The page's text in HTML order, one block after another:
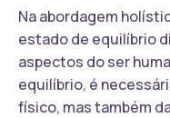
Na abordagem
estado de equilíbrio
aspectos do ser
equilíbrio, é
físico, mas também